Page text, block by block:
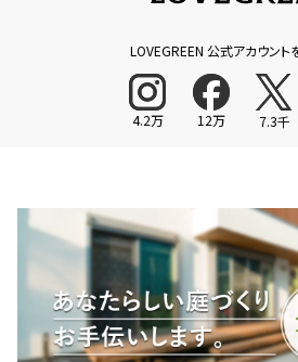
LOVEGREEN 公式アカウント
4.2万 12万 7.3千